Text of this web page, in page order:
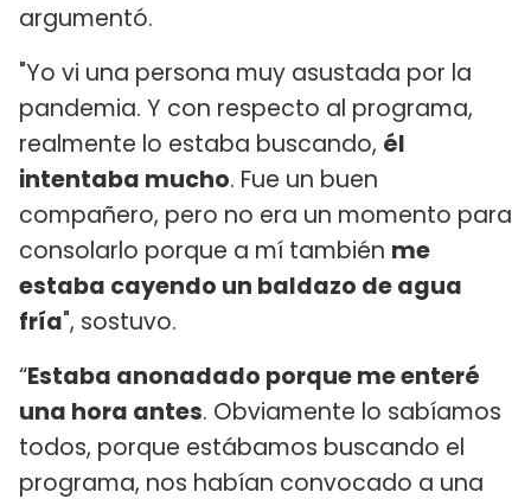
argumentó.
"Yo vi una persona muy asustada por la
pandemia. Y con respecto al programa,
realmente lo estaba buscando, él
intentaba mucho. Fue un buen
compañero, pero no era un momento para
consolarlo porque a mí también me
estaba cayendo un baldazo de agua
fría", sostuvo.
“Estaba anonadado porque me enteré
una hora antes. Obviamente lo sabíamos
todos, porque estábamos buscando el
programa, nos habían convocado a una